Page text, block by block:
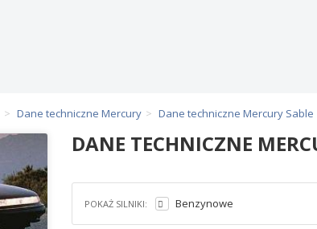
Dane techniczne Mercury Dane techniczne Mercury Sable
DANE TECHNICZNE
POKAŻ SILNIKI: Benzynowe